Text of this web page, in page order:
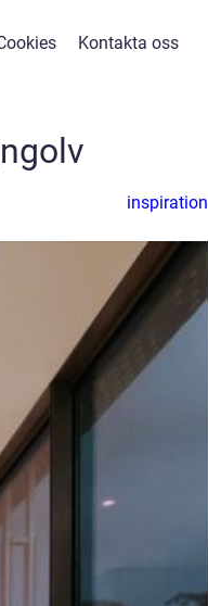
Kontakta oss
inspiration